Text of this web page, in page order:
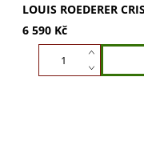
LOUIS ROEDERER
6 590 Kč